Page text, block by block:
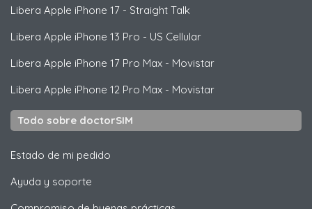
Libera Apple iPhone 17 - Straight Talk
Libera Apple iPhone 13 Pro - US Cellular
Libera Apple iPhone 17 Pro Max - Movistar
Libera Apple iPhone 12 Pro Max - Movistar
Todo sobre doctorSIM
Estado de mi pedido
Ayuda y soporte